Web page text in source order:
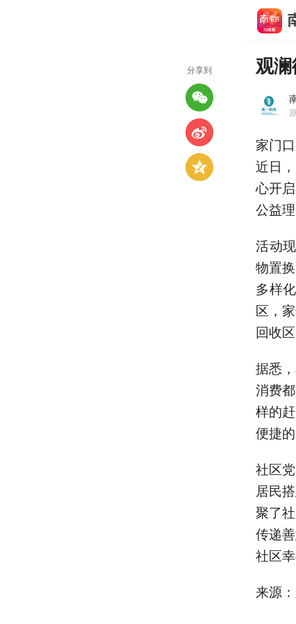
观
家门
近日
心开
公益
活动
物置
多样
区，
回收
据悉
消费
样的
便捷
社区
居民
聚了
传递
社区
来源
分享到